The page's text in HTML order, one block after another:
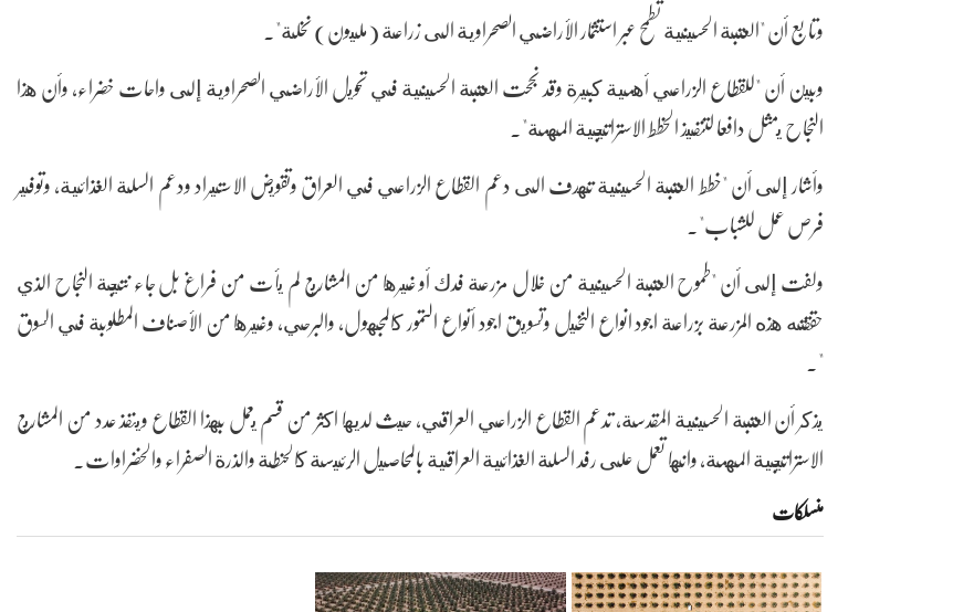
وتابع أن "العتبة الحسينية تطمح عبر استثمار الأراضي الصحراوية الى زراعة (مليون) نخلة".
وبين أن "للقطاع الزراعي أهمية كبيرة وقد نجحت العتبة الحسينية في تحويل الأراضي الصحراوية إلى واحات خضراء، وأن هذا
النجاح يمثل دافعا لتنفيذ الخطط الاستراتيجية المهمة".
وأشار إلى أن "خطط العتبة الحسينية تهدف الى دعم القطاع الزراعي في العراق وتقويض الاستيراد ودعم السلة الغذائية، وتوفير
فرص عمل للشباب".
ولفت إلى أن "طموح العتبة الحسينية من خلال مزرعة فدك أو غيرها من المشاريع لم يأت من فراغ بل جاء نتيجة النجاح الذي
حققته هذه المزرعة بزراعة اجود انواع النخيل وتسويق اجود أنواع التمور كالمجهول، والبرحي، وغيرها من الأصناف المطلوبة في السوق
".
يذكر أن العتبة الحسينية المقدسة، تدعم القطاع الزراعي العراقي، حيث لديها اكثر من قسم يعمل بهذا القطاع وينفذ عدد من المشاريع
الاستراتيجية المهمة، وانها تعمل على رفد السلة الغذائية العراقية بالمحاصيل الرئيسة كالحنطة والذرة الصفراء والخضراوات.
منسلکات